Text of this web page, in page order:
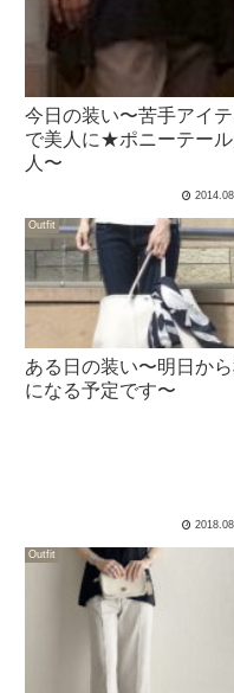
今日の装い〜苦手アイテ
で美人に★ポニーテー
人〜
Outfit
ある日の装い〜明日か
になる予定です〜
Outfit